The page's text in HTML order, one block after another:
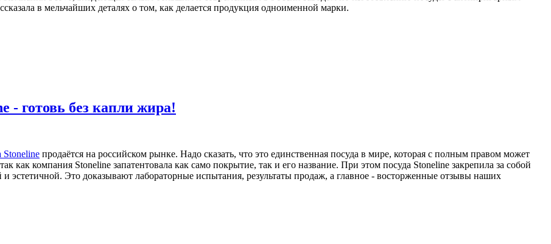
в мельчайших деталях о том, как делается продукция одноименной марки.
- готовь без капли жира!
Stoneline продаётся на российском рынке. Надо сказать, что это единственная посуда в мире, которая с полным правом может
как компания Stoneline запатентовала как само покрытие, так и его название. При этом посуда Stoneline закрепила за собой
эстетичной. Это доказывают лабораторные испытания, результаты продаж, а главное - восторженные отзывы наших